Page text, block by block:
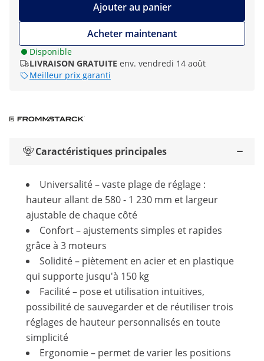
Ajouter au panier
Acheter maintenant
Disponible
LIVRAISON GRATUITE env. vendredi 14 août
Meilleur prix garanti
Caractéristiques principales
Universalité – vaste plage de réglage :
hauteur allant de 580 - 1 230 mm et largeur
ajustable de chaque côté
Confort – ajustements simples et rapides
grâce à 3 moteurs
Solidité – piètement en acier et en plastique
qui supporte jusqu'à 150 kg
Facilité – pose et utilisation intuitives,
possibilité de sauvegarder et de réutiliser trois
réglages de hauteur personnalisés en toute
simplicité
Ergonomie – permet de varier les positions